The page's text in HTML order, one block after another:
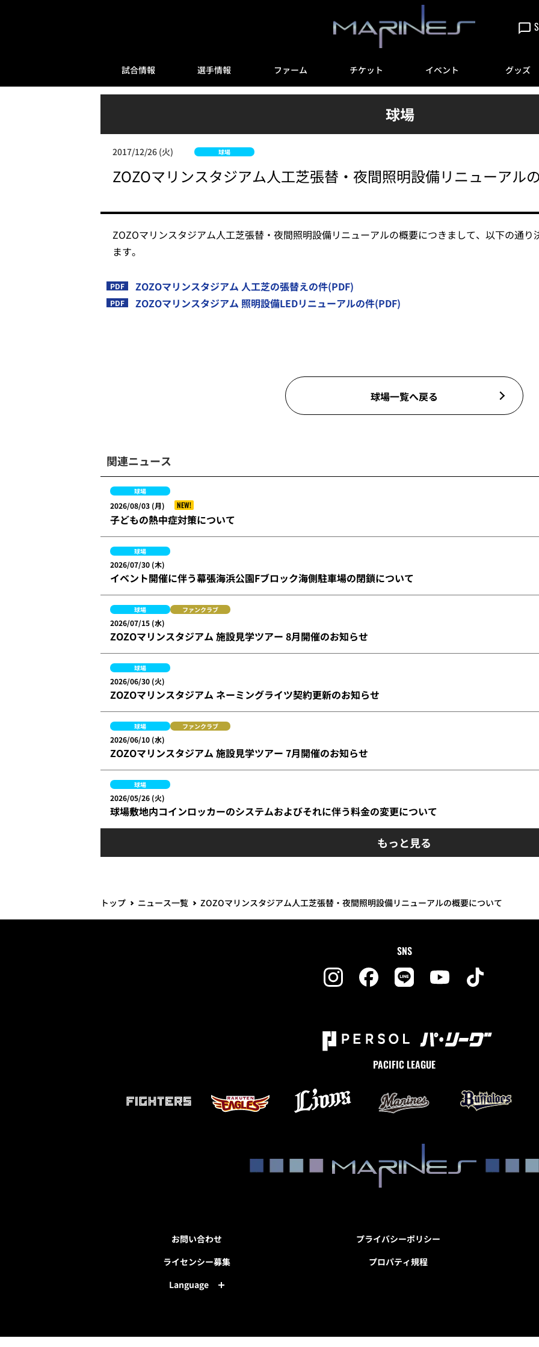
試合情報 選手情報 ファーム チケット イベント グッズ
球場
2017/12/26 (火) 球場
ZOZOマリンスタジアム人工芝張替・夜間照明設備リニューアル
ZOZOマリンスタジアム人工芝張替・夜間照明設備リニューアルの概要につきまして、以下の通
ます。
ZOZOマリンスタジアム 人工芝の張替えの件(PDF)
ZOZOマリンスタジアム 照明設備LEDリニューアルの件(PDF)
球場一覧へ戻る
関連ニュース
球場
2026/08/03 (月) NEW!
子どもの熱中症対策について
球場
2026/07/30 (木)
イベント開催に伴う幕張海浜公園Fブロック海側駐車場の閉鎖について
球場 ファンクラブ
2026/07/15 (水)
ZOZOマリンスタジアム 施設見学ツアー 8月開催のお知らせ
球場
2026/06/30 (火)
ZOZOマリンスタジアム ネーミングライツ契約更新のお知らせ
球場 ファンクラブ
2026/06/10 (水)
ZOZOマリンスタジアム 施設見学ツアー 7月開催のお知らせ
球場
2026/05/26 (火)
球場敷地内コインロッカーのシステムおよびそれに伴う料金の変更について
もっと見る
トップ ニュース一覧 ZOZOマリンスタジアム人工芝張替・夜間照明設備リニューアルの概要について
SNS
PACIFIC LEAGUE
お問い合わせ
ライセンシー募集
Language
プライバシーポリシー
プロパティ規程